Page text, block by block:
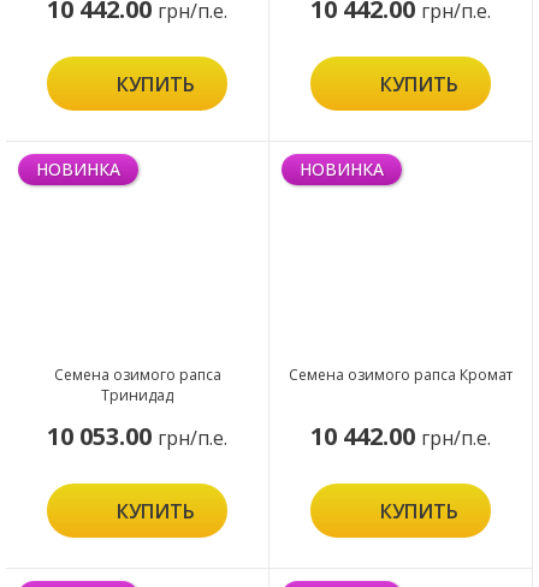
10 442.00 грн/п.е.
КУПИТЬ
10 442.00 грн/п.е.
КУПИТЬ
НОВИНКА
Семена озимого рапса
Тринидад
10 053.00 грн/п.е.
КУПИТЬ
НОВИНКА
Семена озимого рапса Кромат
10 442.00 грн/п.е.
КУПИТЬ